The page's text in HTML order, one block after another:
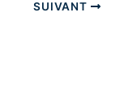
SUIVANT